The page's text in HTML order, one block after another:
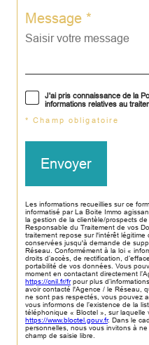
Message *
J'ai pris connaissance de la
informations relatives au
* Champ obligatoire
Envoyer
Les informations recueillies sur ce
informatisé par La Boite Immo
la gestion de la clientèle/prospects
Responsable du Traitement de vos
traitement repose sur l'intérêt
conservées jusqu'à demande de
Réseau. Conformément à la loi «
droits d’accès, de rectification,
portabilité de vos données. Vous
moment en contactant directement
https://cnil.fr/frpour plus
avoir contacté l'Agence / le Réseau,
ne sont pas respectés, vous pouvez
vous informons de l’existence de la
téléphonique « Bloctel », sur laquelle
https://www.bloctel.gouv.fr. Dans le
personnelles, nous vous invitons à
champ de saisie libre.